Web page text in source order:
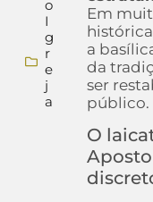
o
I
g
r
e
j
a
Em
a
da
ser
público.
O